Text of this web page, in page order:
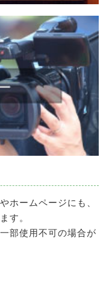
ホームページにも、
す。
部使用不可の場合が